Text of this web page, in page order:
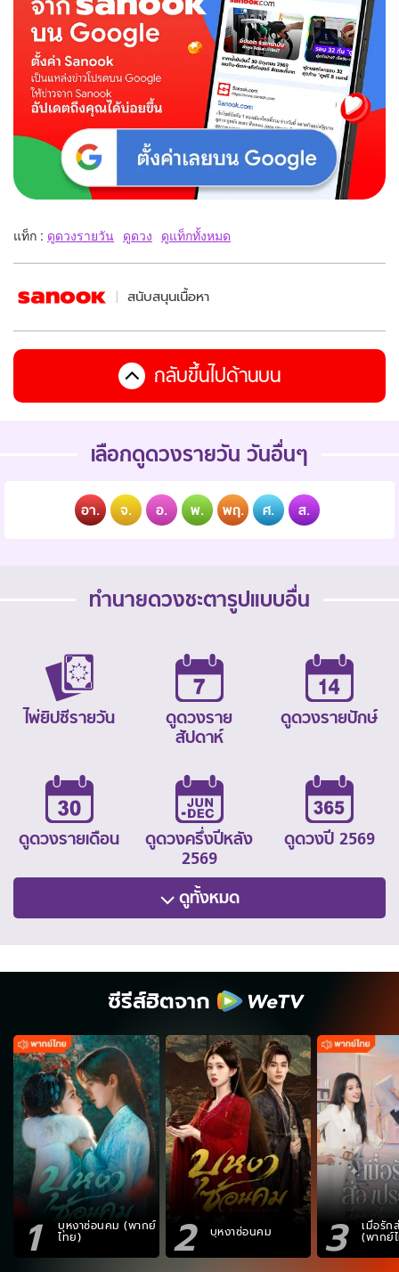
แท็ก : ดูดวงรายวัน ดูดวง ดูแท็กทั้งหมด
สนับสนุนเนื้อหา
กลับขึ้นไปด้านบน
เลือกดูดวงรายวัน วันอื่นๆ
อา. จ. อ. พ. พฤ. ศ. ส.
ทำนายดวงชะตารูปแบบอื่น
ไพ่ยิปซีรายวัน
ดูดวงราย
สัปดาห์
ดูดวงรายปักษ์
ดูดวงรายเดือน
ดูดวงครึ่งปีหลัง
2569
ดูดวงปี 2569
ดูทั้งหมด
ซีรีส์ฮิตจาก
1 บุหงาซ่อนคม (พากย์
ไทย) 2 บุหงาซ่อนคม 3 เมื่อรัก
(พากย์